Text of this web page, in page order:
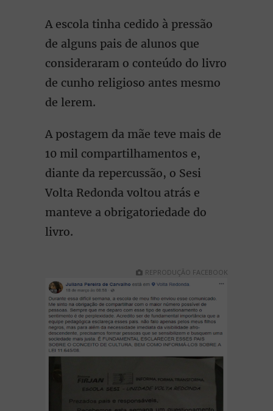
A escola tinha cedido à pressão
de alguns pais de alunos que
consideraram o conteúdo do livro
de cunho religioso antes mesmo
de lerem.
A postagem da mãe teve mais de
10 mil compartilhamentos e,
diante da repercussão, o Sesi
Volta Redonda voltou atrás e
manteve a obrigatoriedade do
livro.
REPRODUÇÃO FACEBOOK